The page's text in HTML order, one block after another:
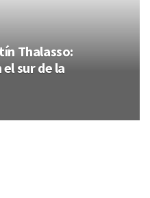
Thalasso:
sur de la
Santa Cruz!